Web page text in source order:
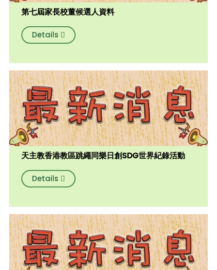
第七屆家長校董候選人資料
Details
天主教香港教區跳繩同樂日創SDG世界紀錄活動
Details